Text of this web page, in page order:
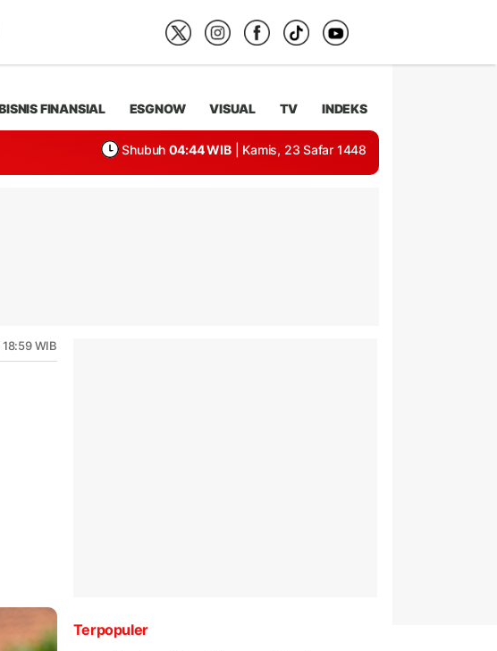
FINANSIAL ESGNOW VISUAL TV INDEKS
Shubuh 04:44 WIB | Kamis, 23 Safar 1448
WIB
Terpopuler